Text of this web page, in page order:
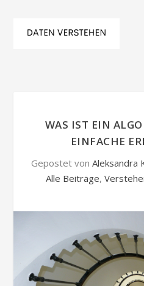
WAS IST EIN
EINFACHE
Gepostet von Aleksandra
Alle Beiträge,